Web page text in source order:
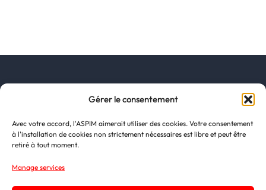
Gérer le consentement
Avec votre accord, l'ASPIM aimerait utiliser des cookies. Votre consentement
à l'installation de cookies non strictement nécessaires est libre et peut être
retiré à tout moment.
Manage services
9 avenue de Friedland
75008 Paris
Contactez-nous
Devenir adhérent